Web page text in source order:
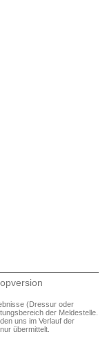
(Dressur oder
der Meldestelle.
uns im Verlauf der
übermittelt.